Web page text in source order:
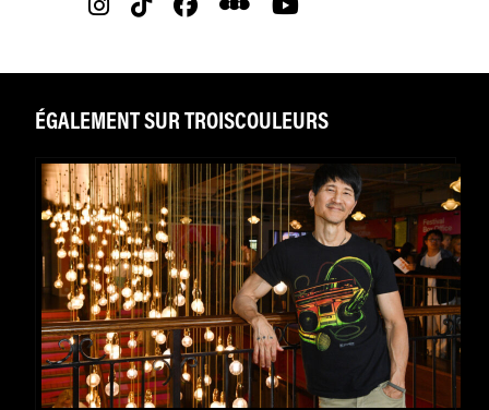
ÉGALEMENT SUR TROISCOULEURS